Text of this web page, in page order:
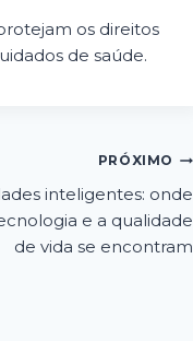
os direitos
de saúde.
PRÓXIMO
inteligentes: onde
e a qualidade
de vida se encontram